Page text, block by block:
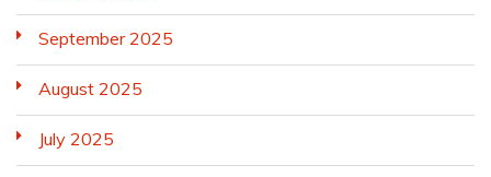
September 2025
August 2025
July 2025